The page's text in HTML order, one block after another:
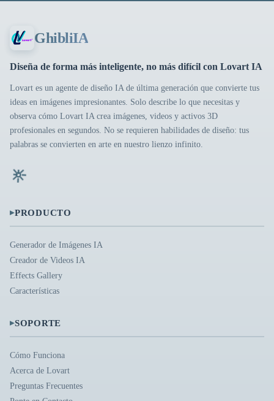
GhibliIA
Diseña de forma más inteligente, no más difícil con Lovart IA
Lovart es un agente de diseño IA de última generación que convierte tus
ideas en imágenes impresionantes. Solo describe lo que necesitas y
observa cómo Lovart IA crea imágenes, videos y activos 3D
profesionales en segundos. No se requieren habilidades de diseño: tus
palabras se convierten en arte en nuestro lienzo infinito.
▸PRODUCTO
Generador de Imágenes IA
Creador de Videos IA
Effects Gallery
Características
▸SOPORTE
Cómo Funciona
Acerca de Lovart
Preguntas Frecuentes